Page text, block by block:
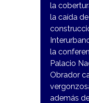
la
la caída
la
Palacio
Obrador
además